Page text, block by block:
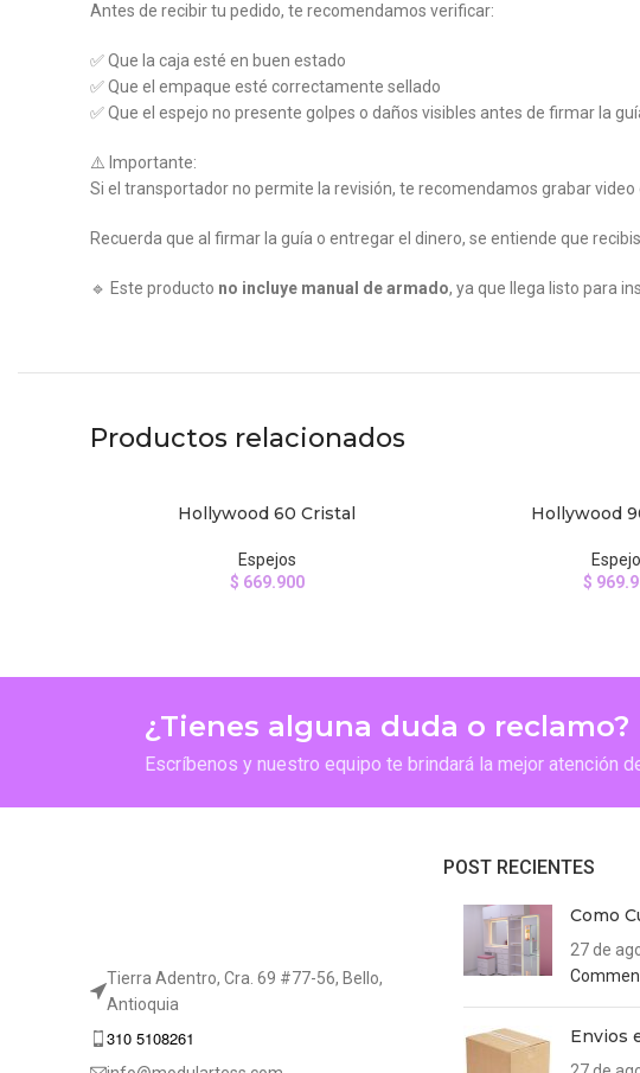
Antes de recibir tu pedido, te recomendamos verificar:
✅ Que la caja esté en buen estado
✅ Que el empaque esté correctamente sellado
✅ Que el espejo no presente golpes o daños visibles antes de firmar la
⚠️ Importante:
Si el transportador no permite la revisión, te recomendamos grabar
Recuerda que al firmar la guía o entregar el dinero, se entiende que
🔹 Este producto no incluye manual de armado, ya que llega listo para
Productos relacionados
AÑADIR AL CARRITOHollywood 60 Cristal
Espejos
$ 669.900
AÑADIR AL CARRITO
Hollywood
$
¿Tienes alguna duda o reclamo?
Escríbenos y nuestro equipo te brindará la mejor atención
Tierra Adentro, Cra. 69 #77-56, Bello,
Antioquia
310 5108261
POST RECIENTES
Como
27 de
Envios